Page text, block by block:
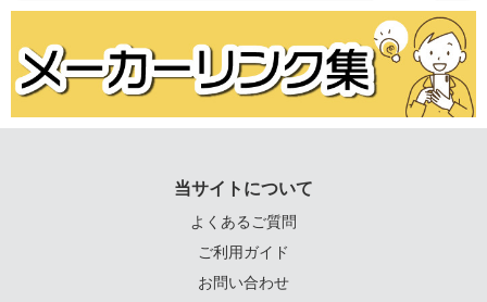
当サイトについて
よくあるご質問
ご利用ガイド
お問い合わせ